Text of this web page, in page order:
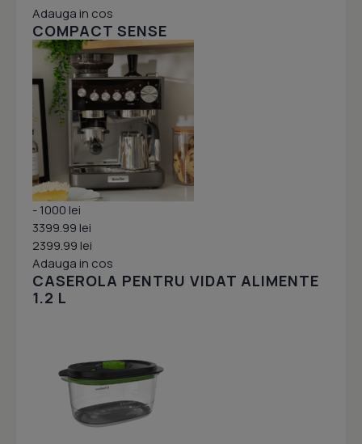
Adauga in cos
COMPACT SENSE
- 1000 lei
3399.99 lei
2399.99 lei
Adauga in cos
CASEROLA PENTRU VIDAT ALIMENTE
1.2 L